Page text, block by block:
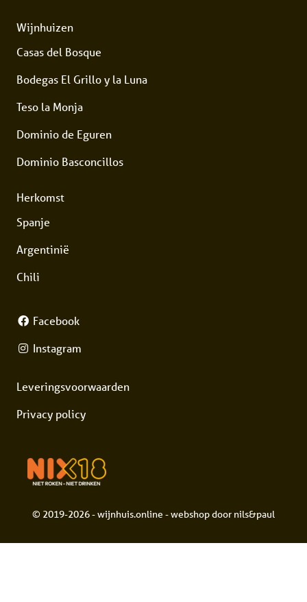
Wijnhuizen
Casas del Bosque
Bodegas El Grillo y la Luna
Teso la Monja
Dominio de Eguren
Dominio Basconcillos
Herkomst
Spanje
Argentinië
Chili
Facebook
Instagram
Leveringsvoorwaarden
Privacy policy
© 2019-2026 - wijnhuis.online - webshop door nils&paul